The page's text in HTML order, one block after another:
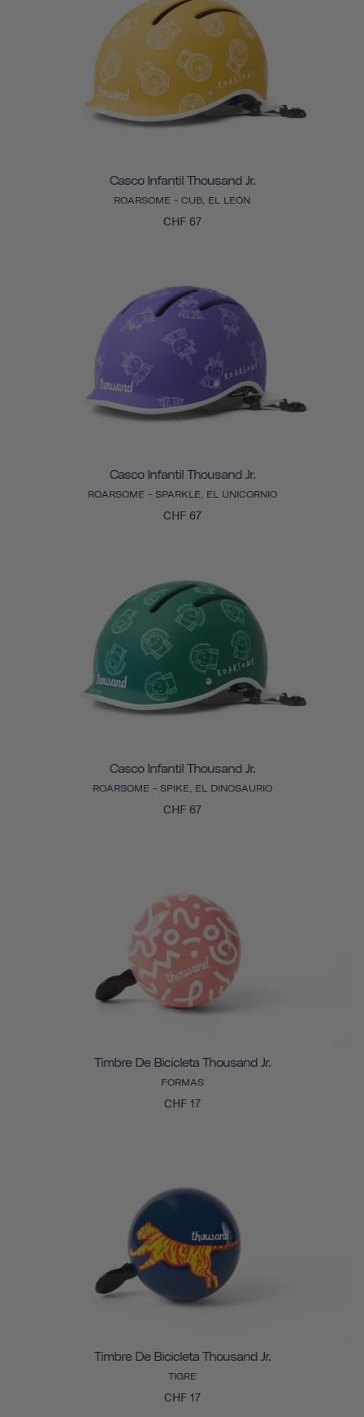
Casco Infantil Thousand Jr.
ROARSOME - CUB, EL LEÓN
CHF 67
Casco Infantil Thousand Jr.
ROARSOME - SPARKLE, EL UNICORNIO
CHF 67
Casco Infantil Thousand Jr.
ROARSOME - SPIKE, EL DINOSAURIO
CHF 67
Timbre De Bicicleta Thousand Jr.
FORMAS
CHF 17
Timbre De Bicicleta Thousand Jr.
TIGRE
CHF 17